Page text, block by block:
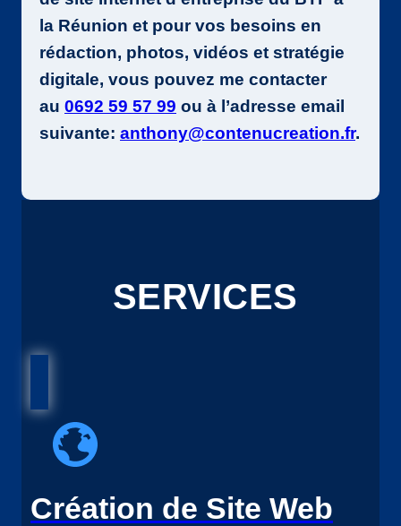
la Réunion et pour vos besoins en
rédaction, photos, vidéos et stratégie
digitale, vous pouvez me contacter
au 0692 59 57 99 ou à l’adresse email
suivante: anthony@contenucreation.fr.
SERVICES
Création de Site Web